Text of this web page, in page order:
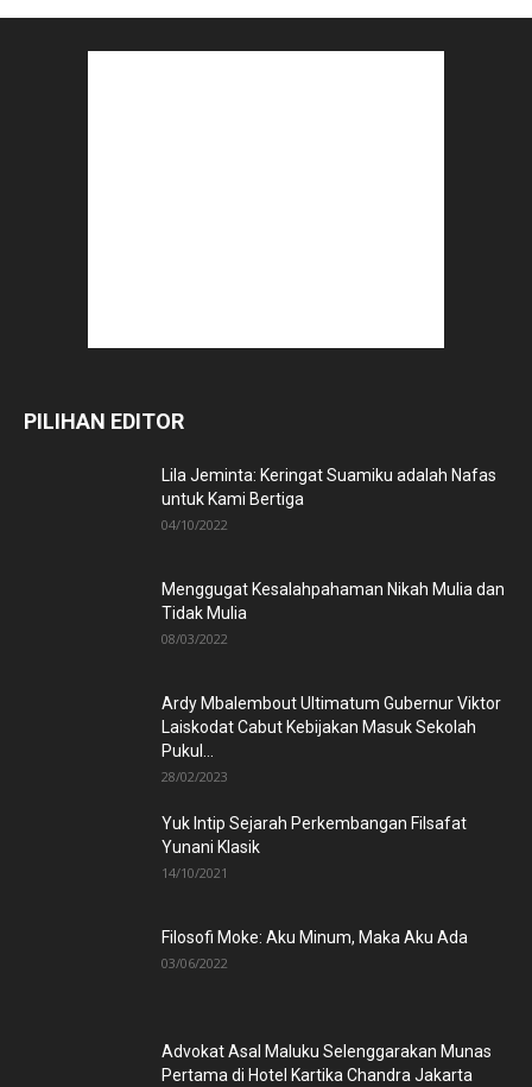
PILIHAN EDITOR
Lila Jeminta: Keringat Suamiku adalah Nafas
untuk Kami Bertiga
04/10/2022
Menggugat Kesalahpahaman Nikah Mulia dan
Tidak Mulia
08/03/2022
Ardy Mbalembout Ultimatum Gubernur Viktor
Laiskodat Cabut Kebijakan Masuk Sekolah
Pukul...
28/02/2023
Yuk Intip Sejarah Perkembangan Filsafat
Yunani Klasik
14/10/2021
Filosofi Moke: Aku Minum, Maka Aku Ada
03/06/2022
Advokat Asal Maluku Selenggarakan Munas
Pertama di Hotel Kartika Chandra Jakarta